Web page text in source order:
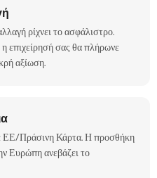
ρίχνει το ασφάλιστρο.
επιχείρησή σας θα πλήρωνε
αξίωση.
Πράσινη Κάρτα. Η προσθήκη
Ευρώπη ανεβάζει το